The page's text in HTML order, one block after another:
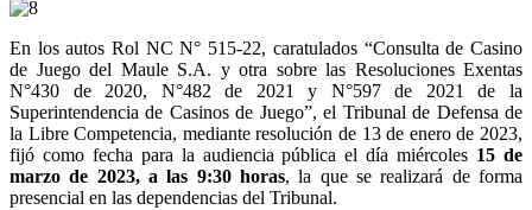
En los autos Rol NC N° 515-22, caratulados “Consulta de Casino
de Juego del Maule S.A. y otra sobre las Resoluciones Exentas
N°430 de 2020, N°482 de 2021 y N°597 de 2021 de la
Superintendencia de Casinos de Juego”, el Tribunal de Defensa de
la Libre Competencia, mediante resolución de 13 de enero de 2023,
fijó como fecha para la audiencia pública el día miércoles 15 de
marzo de 2023, a las 9:30 horas, la que se realizará de forma
presencial en las dependencias del Tribunal.